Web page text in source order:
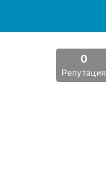
0
Репутация